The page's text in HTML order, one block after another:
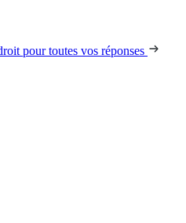
pour toutes vos réponses